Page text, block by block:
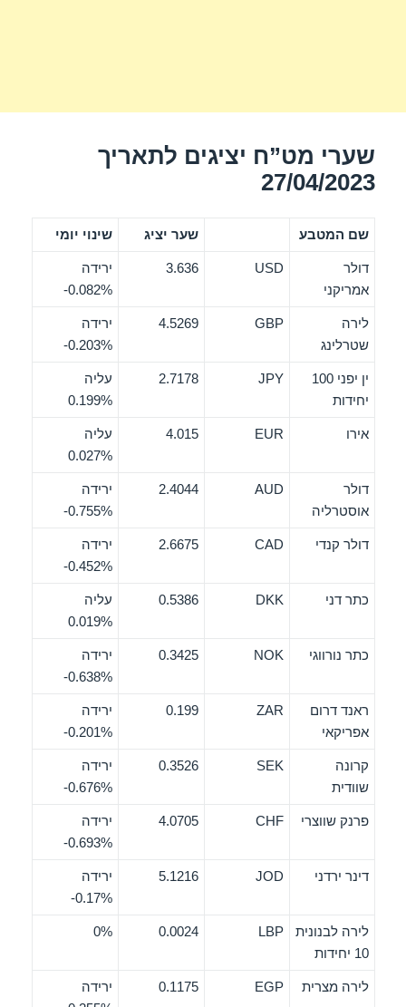
שערי מט”ח יציגים לתאריך
27/04/2023
שם המטבע שער יציג שינוי יומי
דולר
אמריקני
USD
3.636
ירידה
‎-0.082%
לירה
שטרלינג
GBP
4.5269
ירידה
‎-0.203%
ין יפני 100
יחידות
JPY
2.7178
עליה
0.199%
אירו EUR
4.015
עליה
0.027%
דולר
אוסטרליה
AUD
2.4044
ירידה
‎-0.755%
דולר קנדי CAD
2.6675
ירידה
‎-0.452%
כתר דני DKK
0.5386
עליה
0.019%
כתר נורווגי NOK
0.3425
ירידה
‎-0.638%
ראנד דרום
אפריקאי
ZAR
0.199
ירידה
‎-0.201%
קרונה
שוודית
SEK
0.3526
ירידה
‎-0.676%
פרנק שווצרי CHF
4.0705
ירידה
‎-0.693%
דינר ירדני JOD
5.1216
ירידה
‎-0.17%
לירה לבנונית
10 יחידות
LBP
0.0024
0%
לירה מצרית EGP
0.1175
ירידה